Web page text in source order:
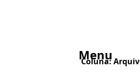
Menu
Coluna: